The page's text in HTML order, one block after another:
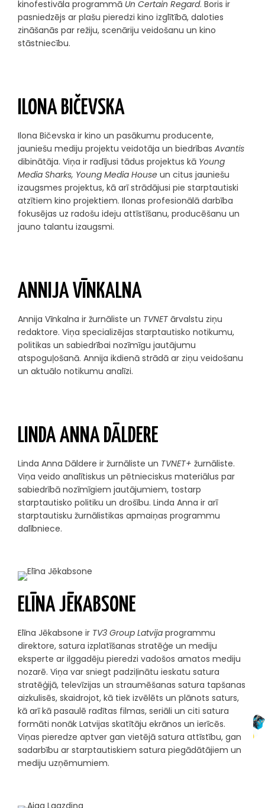
kinofestivāla programmā Un Certain Regard. Boris ir
pasniedzējs ar plašu pieredzi kino izglītībā, daloties
zināšanās par režiju, scenāriju veidošanu un kino
stāstniecību.
ILONA BIČEVSKA
Ilona Bičevska ir kino un pasākumu producente,
jauniešu mediju projektu veidotāja un biedrības Avantis
dibinātāja. Viņa ir radījusi tādus projektus kā Young
Media Sharks, Young Media House un citus jauniešu
izaugsmes projektus, kā arī strādājusi pie starptautiski
atzītiem kino projektiem. Ilonas profesionālā darbība
fokusējas uz radošu ideju attīstīšanu, producēšanu un
jauno talantu izaugsmi.
ANNIJA VĪNKALNA
Annija Vīnkalna ir žurnāliste un TVNET ārvalstu ziņu
redaktore. Viņa specializējas starptautisko notikumu,
politikas un sabiedrībai nozīmīgu jautājumu
atspoguļošanā. Annija ikdienā strādā ar ziņu veidošanu
un aktuālo notikumu analīzi.
LINDA ANNA DĀLDERE
Linda Anna Dāldere ir žurnāliste un TVNET+ žurnāliste.
Viņa veido analītiskus un pētnieciskus materiālus par
sabiedrībā nozīmīgiem jautājumiem, tostarp
starptautisko politiku un drošību. Linda Anna ir arī
starptautisku žurnālistikas apmaiņas programmu
dalībniece.
ELĪNA JĒKABSONE
Elīna Jēkabsone ir TV3 Group Latvija programmu
direktore, satura izplatīšanas stratēģe un mediju
eksperte ar ilggadēju pieredzi vadošos amatos mediju
nozarē. Viņa var sniegt padziļinātu ieskatu satura
stratēģijā, televīzijas un straumēšanas satura tapšanas
aizkulisēs, skaidrojot, kā tiek izvēlēts un plānots saturs,
kā arī kā pasaulē radītas filmas, seriāli un citi satura
formāti nonāk Latvijas skatītāju ekrānos un ierīcēs.
Viņas pieredze aptver gan vietējā satura attīstību, gan
sadarbību ar starptautiskiem satura piegādātājiem un
mediju uzņēmumiem.